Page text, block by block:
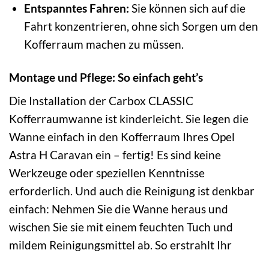
Entspanntes Fahren: Sie können sich auf die
Fahrt konzentrieren, ohne sich Sorgen um den
Kofferraum machen zu müssen.
Montage und Pflege: So einfach geht’s
Die Installation der Carbox CLASSIC
Kofferraumwanne ist kinderleicht. Sie legen die
Wanne einfach in den Kofferraum Ihres Opel
Astra H Caravan ein – fertig! Es sind keine
Werkzeuge oder speziellen Kenntnisse
erforderlich. Und auch die Reinigung ist denkbar
einfach: Nehmen Sie die Wanne heraus und
wischen Sie sie mit einem feuchten Tuch und
mildem Reinigungsmittel ab. So erstrahlt Ihr